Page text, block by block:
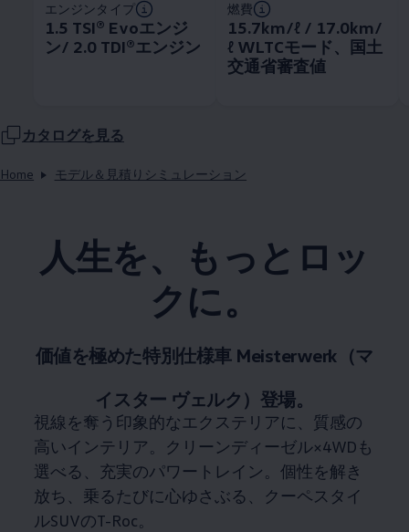
エンジンタイプ
1.5 TSI®︎ Evoエンジ
ン/ 2.0 TDI®︎エンジン
燃費
15.7km/ℓ / 17.0km/
ℓ WLTCモード、国土
交通省審査値
カタログを見る
Home モデル＆見積りシミュレーション
人生を、もっとロッ
クに。
価値を極めた特別仕様車​ Meisterwerk（マ
イスター ヴェルク）登場。
視線を奪う印象的なエクステリアに、質感の
高いインテリア。​クリーンディーゼル×4WDも
選べる、充実のパワートレイン。​個性を解き
放ち、乗るたびに心ゆさぶる、クーペスタイ
ルSUVのT-Roc。